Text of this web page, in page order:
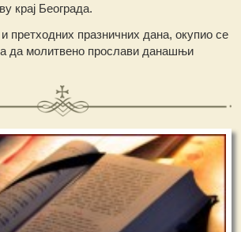
крај Београда.
претходних празничних дана, окупио се
да молитвено прослави данашњи